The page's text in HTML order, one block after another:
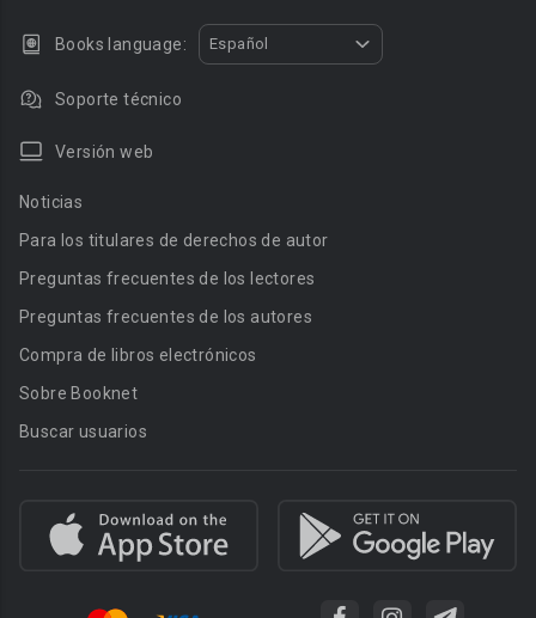
Books language: Español
Soporte técnico
Versión web
Noticias
Para los titulares de derechos de autor
Preguntas frecuentes de los lectores
Preguntas frecuentes de los autores
Compra de libros electrónicos
Sobre Booknet
Buscar usuarios